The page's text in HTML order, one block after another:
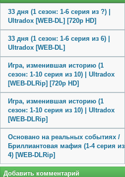
33 дня (1 сезон: 1-6 серия из ?) |
Ultradox [WEB-DL] [720p HD]
33 дня (1 сезон: 1-6 серия из 6) |
Ultradox [WEB-DL]
Игра, изменившая историю (1
сезон: 1-10 серия из 10) | Ultradox
[WEB-DLRip] [720p HD]
Игра, изменившая историю (1
сезон: 1-10 серия из 10) | Ultradox
[WEB-DLRip]
Основано на реальных событиях /
Бриллиантовая мафия (1-4 серия из
4) [WEB-DLRip]
Добавить комментарий